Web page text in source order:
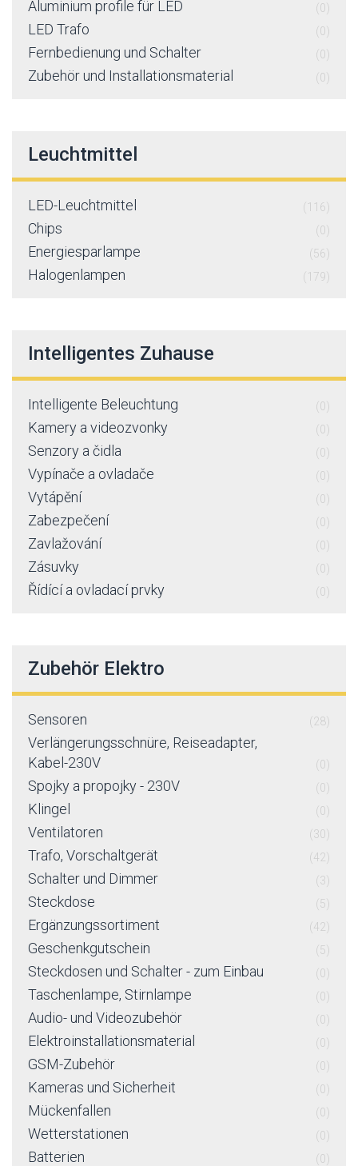
Aluminium profile für LED (0)
LED Trafo (0)
Fernbedienung und Schalter (0)
Zubehör und Installationsmaterial (0)
Leuchtmittel
LED-Leuchtmittel (116)
Chips (0)
Energiesparlampe (56)
Halogenlampen (179)
Intelligentes Zuhause
Intelligente Beleuchtung (0)
Kamery a videozvonky (0)
Senzory a čidla (0)
Vypínače a ovladače (0)
Vytápění (0)
Zabezpečení (0)
Zavlažování (0)
Zásuvky (0)
Řídící a ovladací prvky (0)
Zubehör Elektro
Sensoren (28)
Verlängerungsschnüre, Reiseadapter,
Kabel-230V
(0)
Spojky a propojky - 230V (0)
Klingel (0)
Ventilatoren (30)
Trafo, Vorschaltgerät (42)
Schalter und Dimmer (3)
Steckdose (5)
Ergänzungssortiment (42)
Geschenkgutschein (5)
Steckdosen und Schalter - zum Einbau (0)
Taschenlampe, Stirnlampe (0)
Audio- und Videozubehör (0)
Elektroinstallationsmaterial (0)
GSM-Zubehör (0)
Kameras und Sicherheit (0)
Mückenfallen (0)
Wetterstationen (0)
Batterien (0)